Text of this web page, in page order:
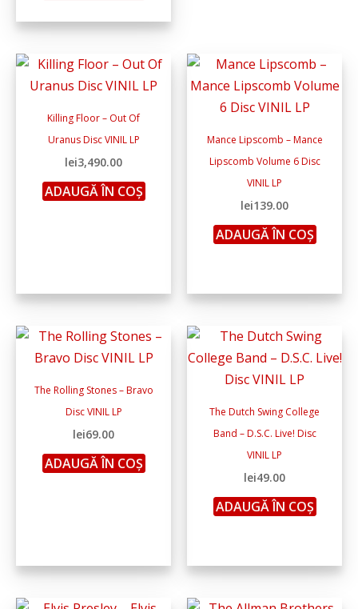
Killing Floor – Out Of
Uranus Disc VINIL LP
lei3,490.00
ADAUGĂ ÎN COȘ
Mance Lipscomb – Mance
Lipscomb Volume 6 Disc
VINIL LP
lei139.00
ADAUGĂ ÎN COȘ
The Rolling Stones – Bravo
Disc VINIL LP
lei69.00
ADAUGĂ ÎN COȘ
The Dutch Swing College
Band – D.S.C. Live! Disc
VINIL LP
lei49.00
ADAUGĂ ÎN COȘ